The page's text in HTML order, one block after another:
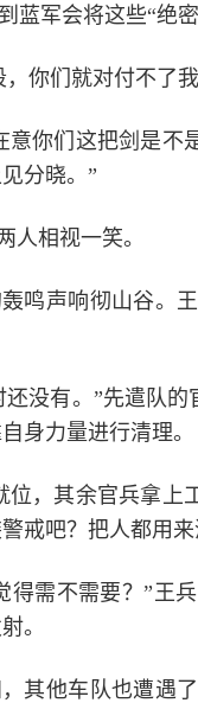
蓝军会将这些“绝
你们就对付不了
意你们这把剑是不
分晓。”
人相视一笑。
鸣声响彻山谷。
还没有。”先遣队
身力量进行清理。
位，其余官兵拿上
戒吧？把人都用
得需不需要？”王
。
其他车队也遭遇